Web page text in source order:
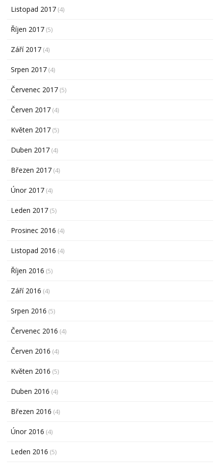
Listopad 2017 (4)
Říjen 2017 (5)
Září 2017 (4)
Srpen 2017 (4)
Červenec 2017 (5)
Červen 2017 (4)
Květen 2017 (5)
Duben 2017 (4)
Březen 2017 (4)
Únor 2017 (4)
Leden 2017 (5)
Prosinec 2016 (4)
Listopad 2016 (4)
Říjen 2016 (5)
Září 2016 (4)
Srpen 2016 (5)
Červenec 2016 (4)
Červen 2016 (4)
Květen 2016 (5)
Duben 2016 (4)
Březen 2016 (4)
Únor 2016 (4)
Leden 2016 (5)